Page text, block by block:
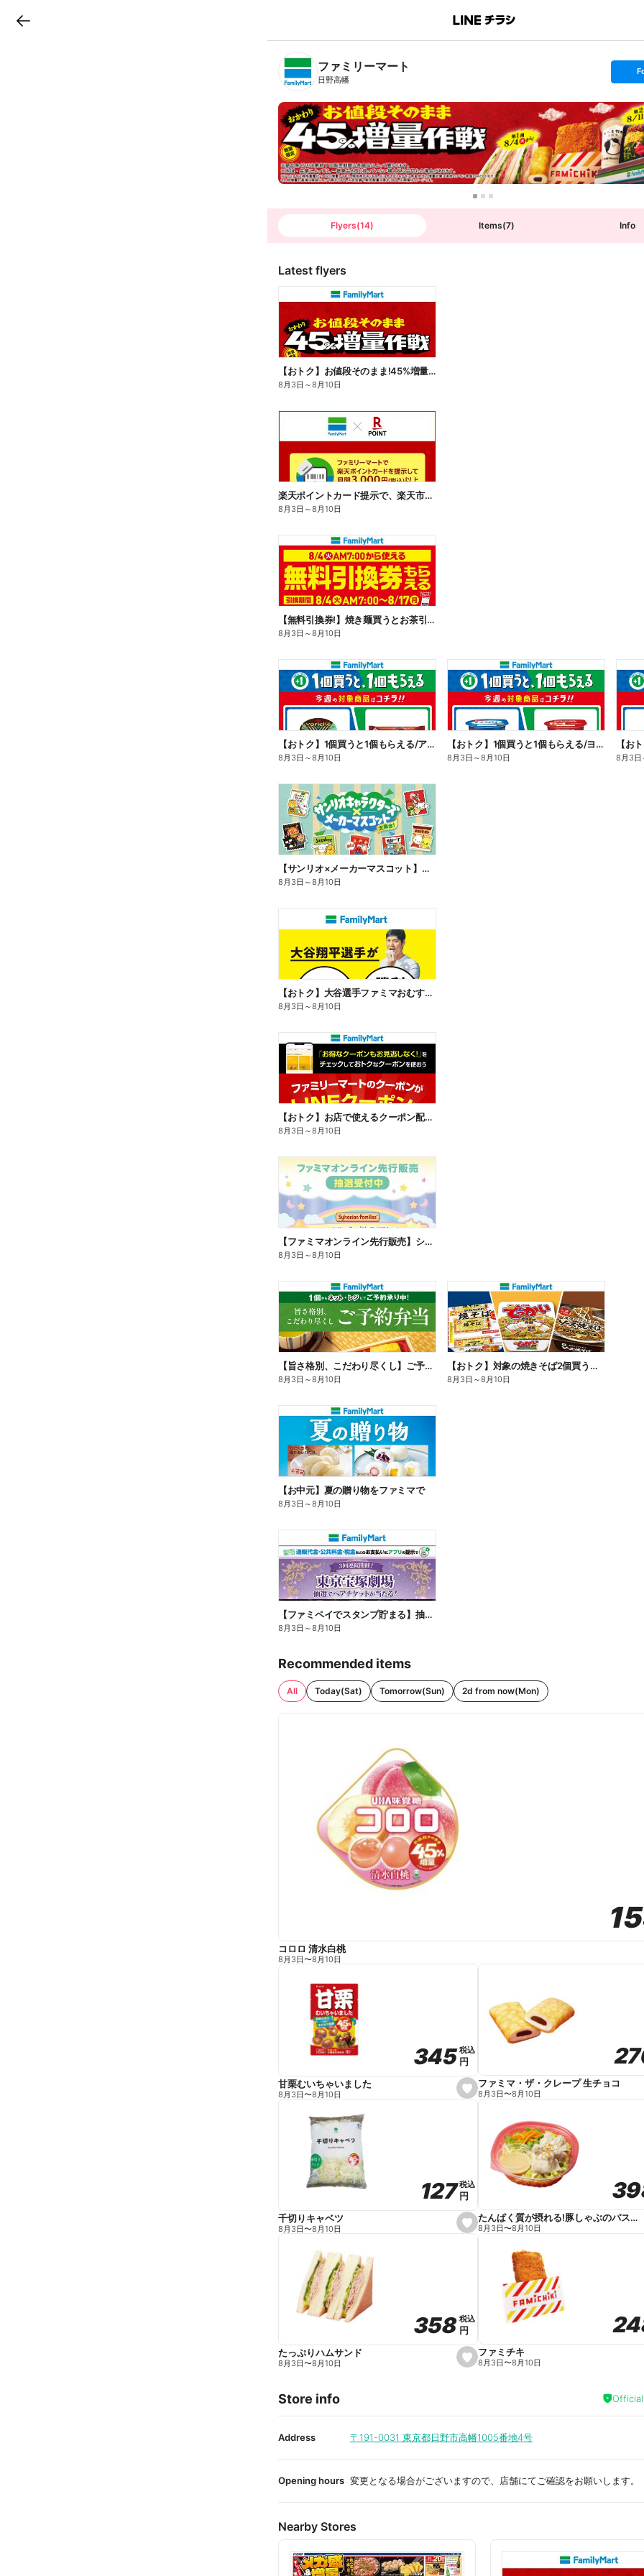
B
n
T
ファミリーマート
日野高幡
s
t
o
l
l
o
w
Flyers(14) Items(7) Info
Latest flyers
【おトク】お値段そのまま!45%増量作戦!
8月3日 ～8月10日
楽天ポイントカード提示で、楽天市場でのお買い物がおトクに!
8月3日 ～8月10日
【無料引換券!】焼き麺買うとお茶引換券貰える!
8月3日 ～8月10日
【おトク】1個買うと1個もらえる/アイス
8月3日 ～8月10日
【おトク】1個買うと1個もらえる/ヨーグルト
8月3日 ～8月10日
【お
8月3日
【サンリオ×メーカーマスコット】オリジナルグッズ貰える!
8月3日 ～8月10日
【おトク】大谷選手ファミマおむすび割
8月3日 ～8月10日
【おトク】お店で使えるクーポン配信中
8月3日 ～8月10日
【ファミマオンライン先行販売】シルバニアファミリー
8月3日 ～8月10日
【旨さ格別、こだわり尽くし】ご予約弁当
8月3日 ～8月10日
【おトク】対象の焼きそば2個買うと100円引き!
8月3日 ～8月10日
【お中元】夏の贈り物をファミマで
8月3日 ～8月10日
【ファミペイでスタンプ貯まる】抽選でペアチケットが当たる!
8月3日 ～8月10日
Recommended items
All Today(Sat) Tomorrow(Sun) 2d from now(Mon)
コロロ 清水白桃
8月3日〜8月10日
s
e
e
345
345税込
税込
円
円
甘栗むいちゃいました
8月3日〜8月10日
ファミマ・ザ・クレープ 生チョコ
8月3日〜8月10日
s
e
e
127
127税込
税込
円
円
千切りキャベツ
8月3日〜8月10日
たんぱく質が摂れる!豚しゃぶのパスタサラダ
8月3日〜8月10日
s
e
i
t
358
358税込
税込
円
円
たっぷりハムサンド
8月3日〜8月10日
ファミチキ
8月3日〜8月10日
Store info
Address 〒191-0031 東京都日野市高幡1005番地4号
Opening hours 変更となる場合がございますので、店舗にてご確認をお願いします。
Nearby Stores